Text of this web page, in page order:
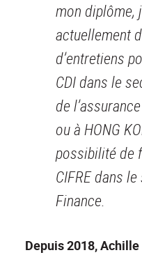
mon diplôme,
actuellement
d’entretiens
CDI dans le
de
ou à HONG
possibilité de
CIFRE dans
Finance.
Depuis 2018, Achille